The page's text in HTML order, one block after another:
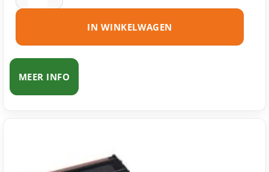
IN WINKELWAGEN
MEER INFO